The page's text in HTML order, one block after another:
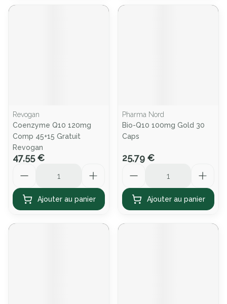
Revogan
Coenzyme Q10 120mg
Comp 45+15 Gratuit
Revogan
47,55 €
Ajouter au panier
Pharma Nord
Bio-Q10 100mg Gold 30
Caps
25,79 €
Ajouter au panier